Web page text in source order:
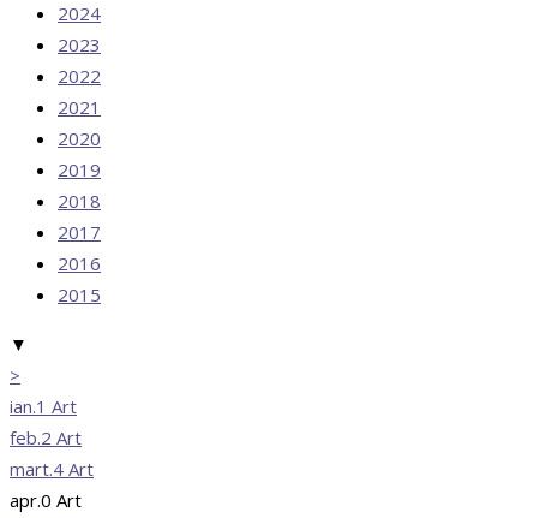
2024
2023
2022
2021
2020
2019
2018
2017
2016
2015
▼
>
ian.1 Art
feb.2 Art
mart.4 Art
apr.0 Art